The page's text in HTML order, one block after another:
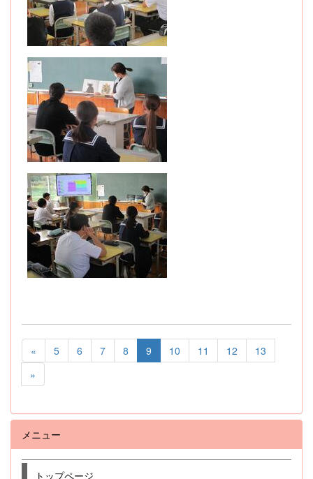
« 5 6 7 8 9 10 11 12
13
»
メニュー
トップページ